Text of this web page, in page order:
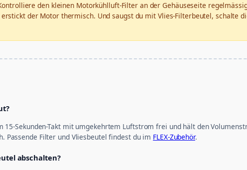
den kleinen Motorkühlluft-Filter an der Gehäuseseite
der Motor thermisch. Und saugst du mit Vlies-Filterbeutel, schalte
Sekunden-Takt mit umgekehrtem Luftstrom frei und hält den
Passende Filter und Vliesbeutel findest du im FLEX-Zubehör.
abschalten?